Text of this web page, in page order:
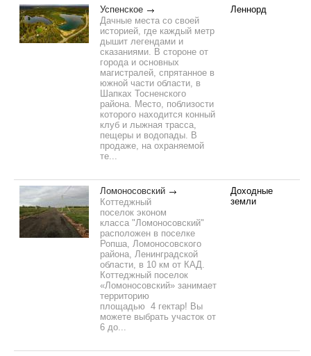
Успенское
Дачные места со своей
историей, где каждый метр
дышит легендами и
сказаниями. В стороне от
города и основных
магистралей, спрятанное в
южной части области, в
Шапках Тосненского
района. Место, поблизости
которого находится конный
клуб и лыжная трасса,
пещеры и водопады. В
продаже, на охраняемой
те...
Леннорд
Ломоносовский
Коттеджный
поселок эконом
класса "Ломоносовский"
расположен в поселке
Ропша, Ломоносовского
района, Ленинградской
области, в 10 км от КАД.
Коттеджный поселок
«Ломоносовский» занимает
территорию
площадью 4 гектар! Вы
можете выбрать участок от
6 до...
Доходные
земли